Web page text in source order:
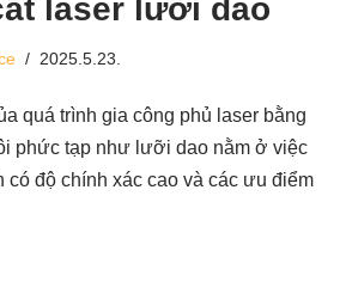
laser lưỡi dao
2025.5.23.
quá trình gia công phủ laser bằng
phức tạp như lưỡi dao nằm ở việc
có độ chính xác cao và các ưu điểm